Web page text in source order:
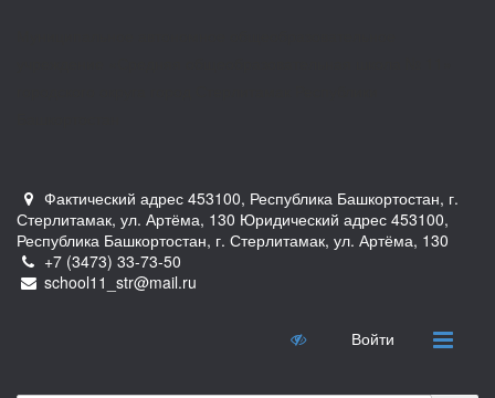
Фактический адрес 453100, Республика Башкортостан, г.
Стерлитамак, ул. Артёма, 130 Юридический адрес 453100,
Республика Башкортостан, г. Стерлитамак, ул. Артёма, 130
+7 (3473) 33-73-50
school11_str@mail.ru
Войти